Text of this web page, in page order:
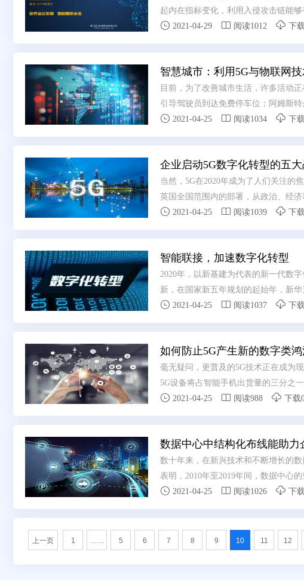
起内在指标变化，利用入侵攻击链能
各项安全指标的变化。
 2021-04-29  阅读1012  下
智慧城市：利用5G与物联网
目前，为了改善城市生活，许多活动
引导驾驶员到达免费停车位；阿姆斯
以在没人通过时关闭，从而节省能源
 2021-04-25  阅读1034  下
企业启动5G数字化转型的五
当然，5G在2020年成为了人们关注的
英国全国范围内的部署，从政治、经
潜力呢？我们读到了很多关于5G将如
 2021-04-25  阅读1039  下
智能联接，加速数字化转型
2020年，以新基建为代表的新一代数
新，在国家新五年规划的起始年，新
智能联接战略发布会上明确了未来网
 2021-04-25  阅读1037  下
如何防止5G产生新的数字类鸿
毫无疑问，更普及的5G技术正在成为
5G设备将占智能手机出货量的三分之
价格点，手机制造商自己也热衷于宣
 2021-04-25  阅读988  下载
数据中心中结构化布线能助力
数十年来，在新兴技术和不断增长的
表明，2010年至2019年间，数据中心
这一增加趋势，其正在改变人们的生
 2021-04-25  阅读1026  下
上一页 1 …… 5 6 7 8 9 10 11 12